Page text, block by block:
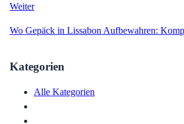
Weiter
Wo Gepäck in Lissabon Aufbewahren:
Kategorien
Alle Kategorien